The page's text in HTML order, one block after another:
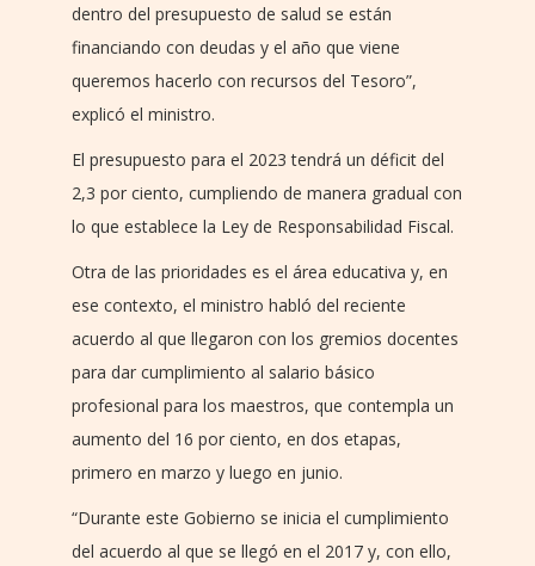
dentro del presupuesto de salud se están
financiando con deudas y el año que viene
queremos hacerlo con recursos del Tesoro”,
explicó el ministro.
El presupuesto para el 2023 tendrá un déficit del
2,3 por ciento, cumpliendo de manera gradual con
lo que establece la Ley de Responsabilidad Fiscal.
Otra de las prioridades es el área educativa y, en
ese contexto, el ministro habló del reciente
acuerdo al que llegaron con los gremios docentes
para dar cumplimiento al salario básico
profesional para los maestros, que contempla un
aumento del 16 por ciento, en dos etapas,
primero en marzo y luego en junio.
“Durante este Gobierno se inicia el cumplimiento
del acuerdo al que se llegó en el 2017 y, con ello,